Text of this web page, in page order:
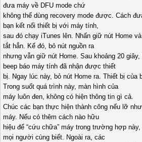
đưa máy về DFU mode chứ
không thể dùng recovery mode được. Cách
bạn kết nối thiết bị với máy tính,
sau đó chạy iTunes lên. Nhấn giữ nút Home
tắt hẳn. Kế đó, bỏ nút nguồn ra
nhưng vẫn giữ nút Home. Sau khoảng 20
beep báo máy tính đã nhận được thiết
bị. Ngay lúc này, bỏ nút Home ra. Thiết bị của
Trong suốt quá trình này, màn hình của
máy luôn đen, không có hiện thông tin gì cả.
Chúc các bạn thực hiện thành công nếu lỡ
máy. Nếu có thêm cách nào hữu
hiệu để “cứu chữa” máy trong trường hợp
mọi người cùng biết. Ngoài ra, các